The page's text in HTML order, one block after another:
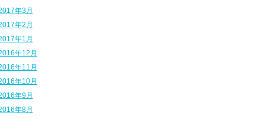
年3月
年2月
年1月
年12月
年11月
年10月
年9月
年8月